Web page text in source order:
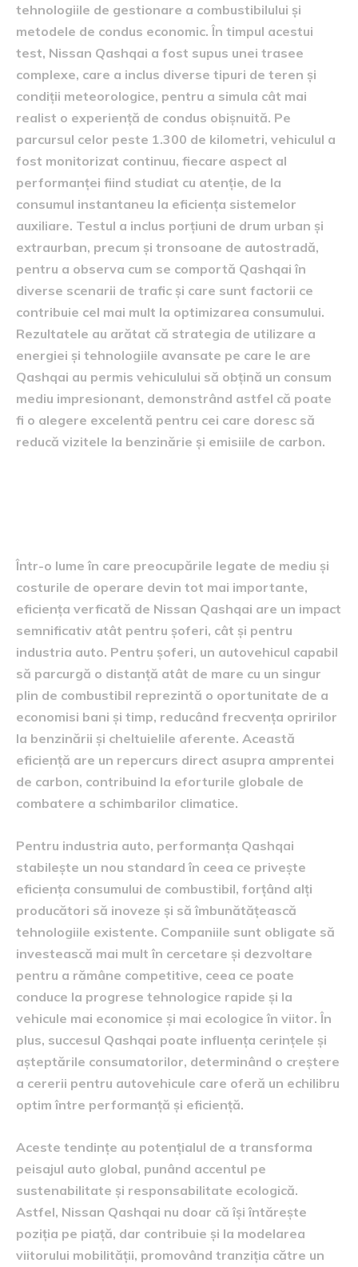
tehnologiile de gestionare a combustibilului și
metodele de condus economic. În timpul acestui
test, Nissan Qashqai a fost supus unei trasee
complexe, care a inclus diverse tipuri de teren și
condiții meteorologice, pentru a simula cât mai
realist o experiență de condus obișnuită. Pe
parcursul celor peste 1.300 de kilometri, vehiculul a
fost monitorizat continuu, fiecare aspect al
performanței fiind studiat cu atenție, de la
consumul instantaneu la eficiența sistemelor
auxiliare. Testul a inclus porțiuni de drum urban și
extraurban, precum și tronsoane de autostradă,
pentru a observa cum se comportă Qashqai în
diverse scenarii de trafic și care sunt factorii ce
contribuie cel mai mult la optimizarea consumului.
Rezultatele au arătat că strategia de utilizare a
energiei și tehnologiile avansate pe care le are
Qashqai au permis vehiculului să obțină un consum
mediu impresionant, demonstrând astfel că poate
fi o alegere excelentă pentru cei care doresc să
reducă vizitele la benzinărie și emisiile de carbon.
Într-o lume în care preocupările legate de mediu și
costurile de operare devin tot mai importante,
eficiența verficată de Nissan Qashqai are un impact
semnificativ atât pentru șoferi, cât și pentru
industria auto. Pentru șoferi, un autovehicul capabil
să parcurgă o distanță atât de mare cu un singur
plin de combustibil reprezintă o oportunitate de a
economisi bani și timp, reducând frecvența opririlor
la benzinării și cheltuielile aferente. Această
eficiență are un repercurs direct asupra amprentei
de carbon, contribuind la eforturile globale de
combatere a schimbarilor climatice.
Pentru industria auto, performanța Qashqai
stabilește un nou standard în ceea ce privește
eficiența consumului de combustibil, forțând alți
producători să inoveze și să îmbunătățească
tehnologiile existente. Companiile sunt obligate să
investească mai mult în cercetare și dezvoltare
pentru a rămâne competitive, ceea ce poate
conduce la progrese tehnologice rapide și la
vehicule mai economice și mai ecologice în viitor. În
plus, succesul Qashqai poate influența cerințele și
așteptările consumatorilor, determinând o creștere
a cererii pentru autovehicule care oferă un echilibru
optim între performanță și eficiență.
Aceste tendințe au potențialul de a transforma
peisajul auto global, punând accentul pe
sustenabilitate și responsabilitate ecologică.
Astfel, Nissan Qashqai nu doar că își întărește
poziția pe piață, dar contribuie și la modelarea
viitorului mobilității, promovând tranziția către un